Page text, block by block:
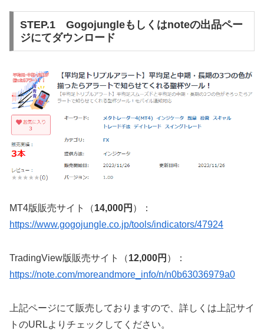
STEP.1 Gogojungleもしくはnoteの出品ペー
ジにてダウンロード
MT4版販売サイト（14,000円 ）：
https://www.gogojungle.co.jp/tools/indicators/47924
TradingView版販売サイト（12,000円 ）：
https://note.com/moreandmore_info/n/n0b63036979a0
上記ページにて販売しておりますので、詳しくは上記サイ
トのURLよりチェックしてください。